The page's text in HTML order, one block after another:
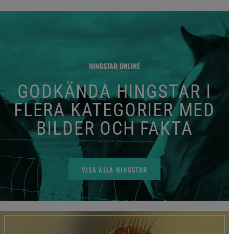
HINGSTAR ONLINE
GODKÄNDA HINGSTAR I
FLERA KATEGORIER MED
BILDER OCH FAKTA
VISA ALLA HINGSTAR